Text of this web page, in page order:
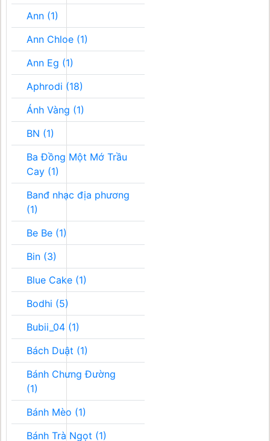
Ann (1)
Ann Chloe (1)
Ann Eg (1)
Aphrodi (18)
Ánh Vàng (1)
BN (1)
Ba Đồng Một Mớ Trầu
Cay (1)
Banđ nhạc địa phương
(1)
Be Be (1)
Bin (3)
Blue Cake (1)
Bodhi (5)
Bubii_04 (1)
Bách Duật (1)
Bánh Chưng Đường
(1)
Bánh Mèo (1)
Bánh Trà Ngọt (1)